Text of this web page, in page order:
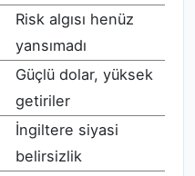
Risk algısı henüz
yansımadı
Güçlü dolar, yüksek
getiriler
İngiltere siyasi
belirsizlik